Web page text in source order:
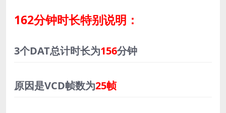
162分钟时长特别说明：
3个DAT总计时长为156分钟
原因是VCD帧数为25帧